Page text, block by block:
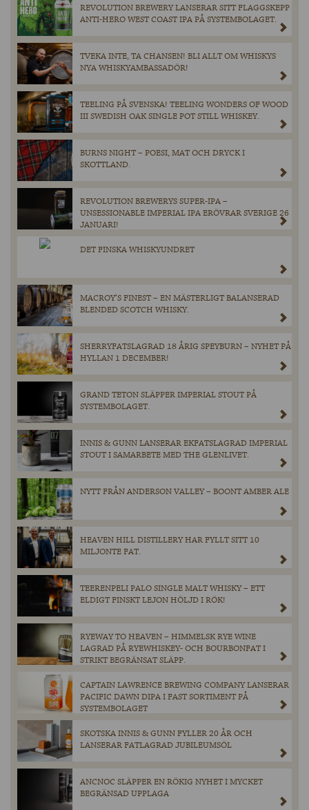
REVOLUTION BREWERY LANSERAR SITT FLAGGSKEPP
ANTI-HERO WEST COAST IPA PÅ SYSTEMBOLAGET.
TVEKA INTE, TA CHANSEN! BLI ALLT OM WHISKYS
NYA WHISKYAMBASSADÖR!
TEELING PÅ SVENSKA! TEELING WONDERS OF WOOD
III SWEDISH OAK SINGLE POT STILL WHISKEY.
BURNS NIGHT – POESI, MAT OCH DRYCK I
SKOTTLAND.
REVOLUTION BREWERYS SUPER-IPA –
UNSESSIONABLE IMPERIAL IPA ERÖVRAR SVERIGE 26
JANUARI!
DET FINSKA WHISKYUNDRET
MACROY’S FINEST – EN MÄSTERLIGT BALANSERAD
BLENDED SCOTCH WHISKY.
SHERRYFATSLAGRAD 18 ÅRIG SPEYBURN – NYHET PÅ
HYLLAN 1 DECEMBER!
GRAND TETON SLÄPPER IMPERIAL STOUT PÅ
SYSTEMBOLAGET.
INNIS & GUNN LANSERAR EKFATSLAGRAD IMPERIAL
STOUT I SAMARBETE MED THE GLENLIVET.
NYTT FRÅN ANDERSON VALLEY – BOONT AMBER ALE
HEAVEN HILL DISTILLERY HAR FYLLT SITT 10
MILJONTE FAT.
TEERENPELI PALO SINGLE MALT WHISKY – ETT
ELDIGT FINSKT LEJON HÖLJD I RÖK!
RYEWAY TO HEAVEN – HIMMELSK RYE WINE
LAGRAD PÅ RYEWHISKEY- OCH BOURBONFAT I
STRIKT BEGRÄNSAT SLÄPP.
CAPTAIN LAWRENCE BREWING COMPANY LANSERAR
PACIFIC DAWN DIPA I FAST SORTIMENT PÅ
SYSTEMBOLAGET
SKOTSKA INNIS & GUNN FYLLER 20 ÅR OCH
LANSERAR FATLAGRAD JUBILEUMSÖL
ANCNOC SLÄPPER EN RÖKIG NYHET I MYCKET
BEGRÄNSAD UPPLAGA